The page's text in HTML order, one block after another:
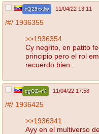
xQ25xxJw 11/04/22 13:11
/#/ 1936355
>>1936354
Cy negrito, en patito
principio pero el rol
recuerdo bien.
qgOZ--rY 11/04/22 17:58
/#/ 1936425
>>1936341
Ayy en el multiverso